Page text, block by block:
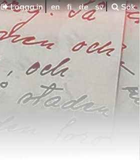
Logga in en fi de sv Sök